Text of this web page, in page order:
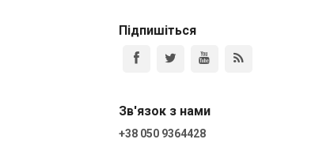
Підпишіться
Зв'язок з нами
+38 050 9364428